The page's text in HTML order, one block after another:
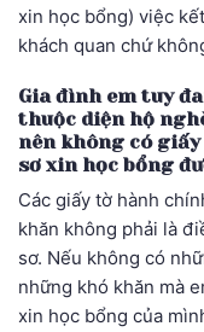
xin học bổng) việc
khách quan chứ
Gia đình em tuy
thuộc diện hộ
nên không có
sơ xin học bổng
Các giấy tờ hành
khăn không phải là
sơ. Nếu không có
những khó khăn mà
xin học bổng của